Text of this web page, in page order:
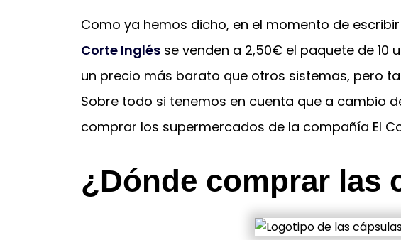
Como ya hemos dicho, en el momento de
Corte Inglés se venden a 2,50€ el paquete de 10
un precio más barato que otros sistemas, pero
Sobre todo si tenemos en cuenta que a cambio
comprar los supermercados de la compañía El
¿Dónde comprar las